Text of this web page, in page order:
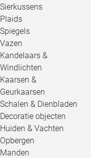
Sierkussens
Plaids
Spiegels
Vazen
Kandelaars &
Windlichten
Kaarsen &
Geurkaarsen
Schalen & Dienbladen
Decoratie objecten
Huiden & Vachten
Opbergen
Manden